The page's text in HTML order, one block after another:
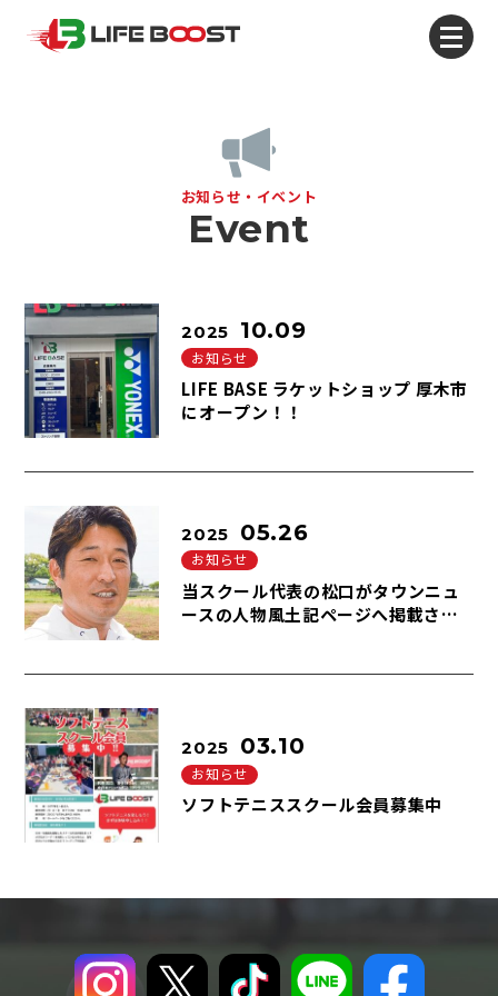
お知らせ・イベント
Event
2025 10.09
お知らせ
LIFE BASE ラケットショップ 厚木市
にオープン！！
2025 05.26
お知らせ
当スクール代表の松口がタウンニュ
ースの人物風土記ページへ掲載され
2025 03.10
お知らせ
ソフトテニススクール会員募集中